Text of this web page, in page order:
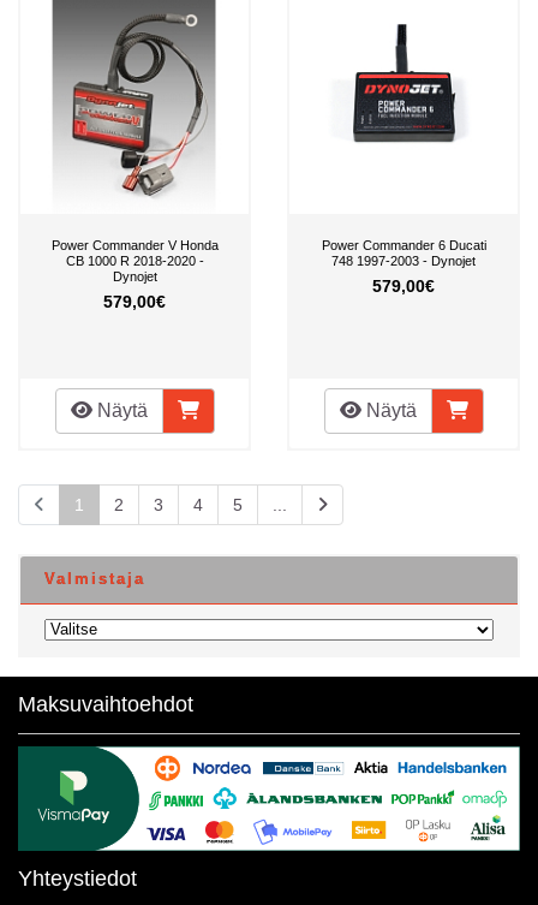
Power Commander V Honda
CB 1000 R 2018-2020 -
Dynojet
579,00€
Näytä
Power Commander 6 Ducati
748 1997-2003 - Dynojet
579,00€
Näytä
1 2 3 4 5
Valmistaja
Maksuvaihtoehdot
Yhteystiedot